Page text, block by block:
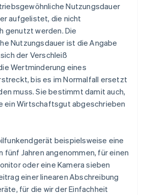
Nutzungsdauer
aufgelistet, die nicht
genutzt werden. Die
Nutzungsdauer ist die Angabe
der Verschleiß
Wertminderung eines
bis es im Normalfall ersetzt
muss. Sie bestimmt damit auch,
ein Wirtschaftsgut abgeschrieben
beispielsweise eine
fünf Jahren angenommen, für einen
oder eine Kamera sieben
einer linearen Abschreibung
für die wir der Einfachheit